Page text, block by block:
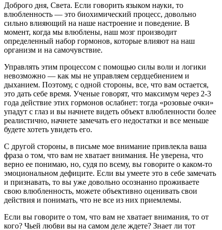
Доброго дня, Света. Если говорить языком науки, то
влюбленность — это биохимический процесс, довольно
сильно влияющий на наше настроение и поведение. В
момент, когда мы влюблены, наш мозг производит
определенный набор гормонов, которые влияют на наш
организм и на самочувствие.
Управлять этим процессом с помощью силы воли и логики
невозможно — как мы не управляем сердцебиением и
дыханием. Поэтому, с одной стороны, все, что вам остается,
это дать себе время. Ученые говорят, что максимум через 2-3
года действие этих гормонов ослабнет: тогда «розовые очки»
упадут с глаз и вы начнете видеть объект влюбленности более
реалистично, начнете замечать его недостатки и все меньше
будете хотеть увидеть его.
С другой стороны, в письме мое внимание привлекла ваша
фраза о том, что вам не хватает внимания. Не уверена, что
верно ее понимаю, но, судя по всему, вы говорите о каком-то
эмоциональном дефиците. Если вы умеете это в себе замечать
и признавать, то вы уже довольно осознанно проживаете
свою влюбленность, можете объективно оценивать свои
действия и понимать, что не все из них приемлемы.
Если вы говорите о том, что вам не хватает внимания, то от
кого? Чьей любви вы на самом деле ждете? Знает ли тот